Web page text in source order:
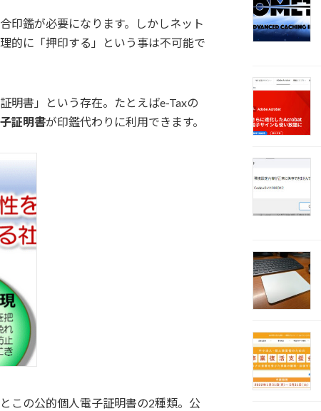
印鑑が必要になります。しかしネット
的に「押印する」という事は不可能で
明書」という存在。たとえばe-Taxの
証明書が印鑑代わりに利用できます。
この公的個人電子証明書の2種類。公